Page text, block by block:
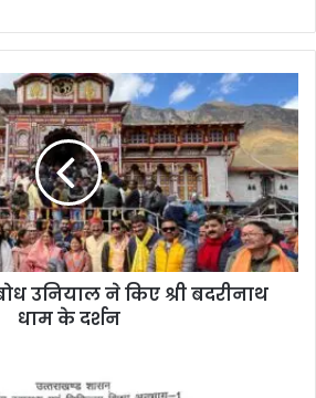
उनियाल ने किए श्री बदरीनाथ
धाम के दर्शन